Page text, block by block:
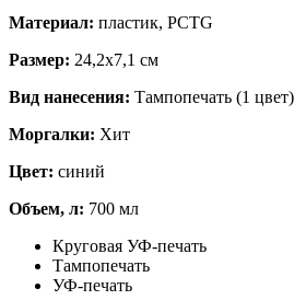
Материал: пластик, PCTG
Размер: 24,2х7,1 см
Вид нанесения: Тампопечать (1 цвет)
Моргалки: Хит
Цвет: синий
Объем, л: 700 мл
Круговая УФ-печать
Тампопечать
УФ-печать